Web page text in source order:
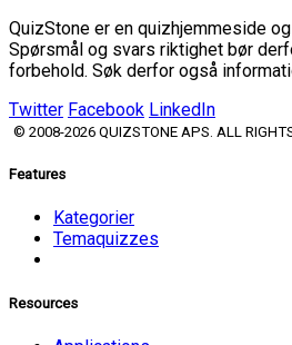
QuizStone er en quizhjemmeside
Spørsmål og svars riktighet bør
forbehold. Søk derfor også
Twitter Facebook LinkedIn
© 2008-2026 QUIZSTONE APS. ALL RIGHTS
Features
Kategorier
Temaquizzes
Resources